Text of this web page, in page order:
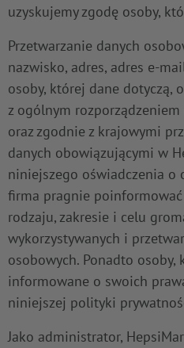
uzyskujemy zgodę osoby,
Przetwarzanie danych
nazwisko, adres, adres e-
osoby, której dane dotyczą,
z ogólnym
oraz zgodnie z krajowymi
danych obowiązującymi w
niniejszego oświadczenia o
firma pragnie
rodzaju, zakresie i celu
wykorzystywanych i
osobowych. Ponadto osoby,
informowane o swoich
niniejszej polityki
Jako administrator,